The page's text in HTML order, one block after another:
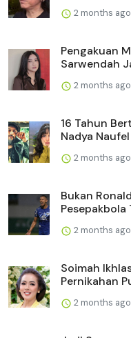
2 months ago
Pengakuan
Sarwendah
2 months ago
16 Tahun
Nadya Naufel
2 months ago
Bukan
Pesepakbola
2 months ago
Soimah
Pernikahan
2 months ago